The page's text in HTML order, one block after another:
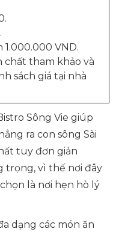
VND.
chất tham khảo và
sách giá tại nhà
Sông Vie giúp
ra con sông Sài
tuy đơn giản
trọng, vì thế nơi đây
là nơi hẹn hò lý
dạng các món ăn